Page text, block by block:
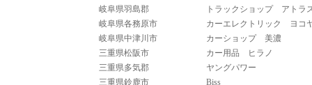
岐阜県羽島郡
トラックショップ アトラ
岐阜県各務原市
カーエレクトリック ヨコ
岐阜県中津川市
カーショップ 美濃
三重県松阪市
カー用品 ヒラノ
三重県多気郡
ヤングパワー
三重県鈴鹿市
Biss